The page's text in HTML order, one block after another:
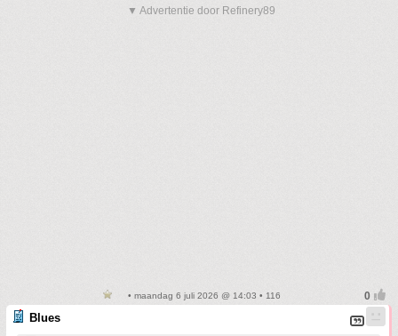
▼ Advertentie door Refinery89
• maandag 6 juli 2026 @ 14:03 • 116
Blues